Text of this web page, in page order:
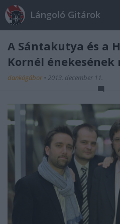
Lángoló Gitárok
A Sántakutya és a
Kornél énekesének
dankógábor • 2013. december 11.